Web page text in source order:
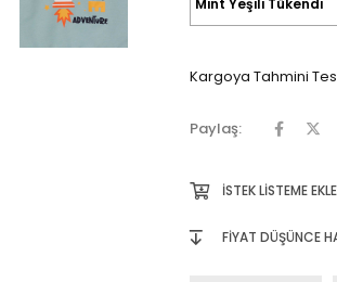
Kargoya Tahmini
Paylaş:
İSTEK LISTEME EKLE
FIYAT DÜŞÜNCE